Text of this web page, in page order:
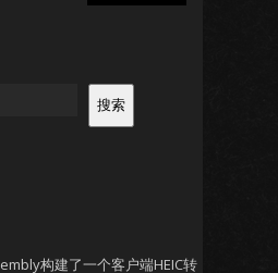
搜索
构建了一个客户端HEIC转